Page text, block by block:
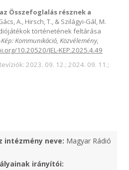
Összefoglalás résznek a
A., Hirsch, T., & Szilágyi-Gál, M.
történetének feltárása
Kép: Kommunikáció, Közvélemény,
10.20520/JEL-KEP.2025.4.49
2023. 09. 12.; 2024. 09. 11.;
intézmény neve: Magyar Rádió
irányítói: